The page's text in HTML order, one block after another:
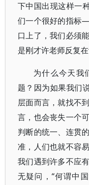
下中国出现这样一
们一个很好的指标
口上了，我们必须
是刚才许老师反复在
为什么今天我
题？因为如果我们
层面而言，就找不
言，也会丧失一个
判断的统一、连贯
准，人们也就不容
我们遇到许多不应
无疑问，“何谓中